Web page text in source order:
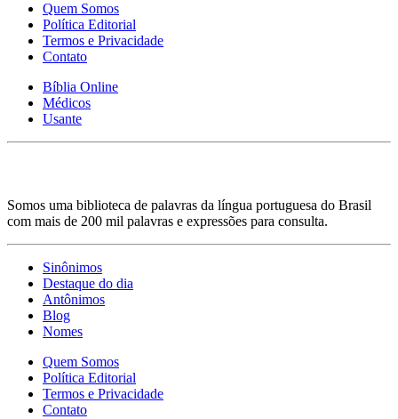
Quem Somos
Política Editorial
Termos e Privacidade
Contato
Bíblia Online
Médicos
Usante
Somos uma biblioteca de palavras da língua portuguesa do Brasil
com mais de 200 mil palavras e expressões para consulta.
Sinônimos
Destaque do dia
Antônimos
Blog
Nomes
Quem Somos
Política Editorial
Termos e Privacidade
Contato